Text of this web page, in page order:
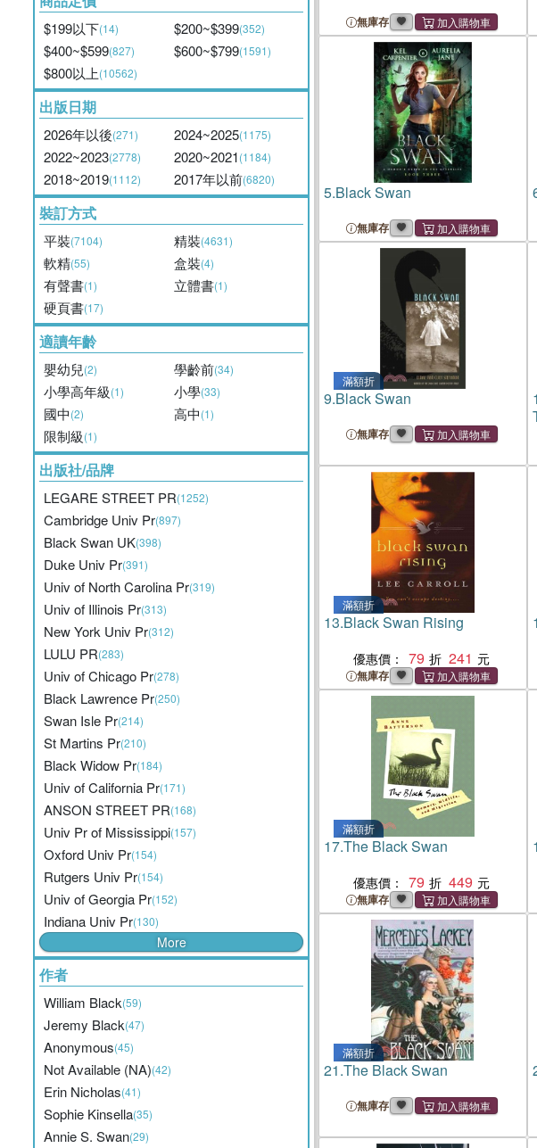
$199以下(14) $200~$399(352)
$400~$599(827) $600~$799(1591)
$800以上(10562)
出版日期
2026年以後(271) 2024~2025(1175)
2022~2023(2778) 2020~2021(1184)
2018~2019(1112) 2017年以前(6820)
裝訂方式
平裝(7104) 精裝(4631)
軟精(55) 盒裝(4)
有聲書(1) 立體書(1)
硬頁書(17)
適讀年齡
嬰幼兒(2) 學齡前(34)
小學高年級(1) 小學(33)
國中(2) 高中(1)
限制級(1)
出版社/品牌
LEGARE STREET PR(1252)
Cambridge Univ Pr(897)
Black Swan UK(398)
Duke Univ Pr(391)
Univ of North Carolina Pr(319)
Univ of Illinois Pr(313)
New York Univ Pr(312)
LULU PR(283)
Univ of Chicago Pr(278)
Black Lawrence Pr(250)
Swan Isle Pr(214)
St Martins Pr(210)
Black Widow Pr(184)
Univ of California Pr(171)
ANSON STREET PR(168)
Univ Pr of Mississippi(157)
Oxford Univ Pr(154)
Rutgers Univ Pr(154)
Univ of Georgia Pr(152)
Indiana Univ Pr(130)
More
作者
William Black(59)
Jeremy Black(47)
Anonymous(45)
Not Available (NA)(42)
Erin Nicholas(41)
Sophie Kinsella(35)
Annie S. Swan(29)
無庫存
5.Black Swan
無庫存
滿額折
9.Black Swan
無庫存
滿額折
13.Black Swan Rising
優惠價： 79 241
無庫存
滿額折
17.The Black Swan
優惠價： 79 449
無庫存
滿額折
21.The Black Swan
無庫存